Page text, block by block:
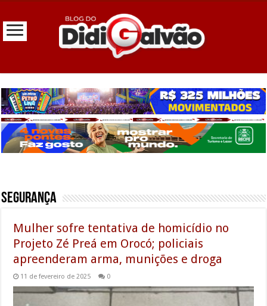
Segurança
Mulher sofre tentativa de homicídio no
Projeto Zé Preá em Orocó; policiais
apreenderam arma, munições e droga
11 de fevereiro de 2025 0